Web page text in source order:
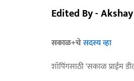
Edited By -
सकाळ+चेसदस्य व्हा
शॉपिंगसाठी 'सकाळ प्राईम